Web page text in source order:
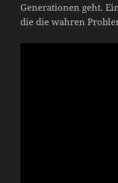
Generationen geht.
die die wahren